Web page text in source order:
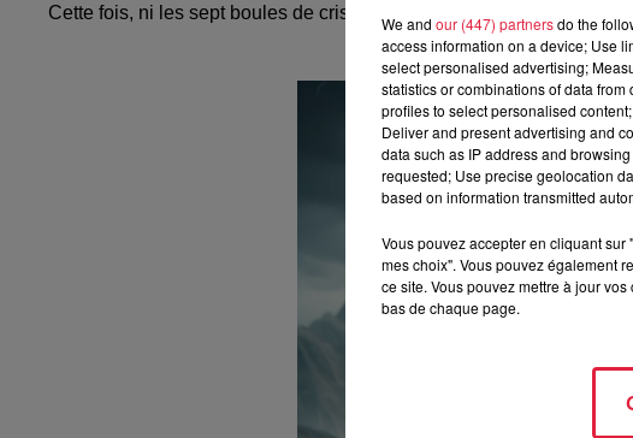
Cette fois, ni les sept boules de cristal, ni les haricots magiques ne
We and our (447) partnersdo the
access information on a device; Use
select personalised advertising;
statistics or combinations of data
profiles to select personalised
Deliver and present advertising and
data such as IP address and
requested; Use precise geolocation
based on information transmitted
Vous pouvez accepter en cliquant
mes choix". Vous pouvez également
ce site. Vous pouvez mettre à jour
bas de chaque page.